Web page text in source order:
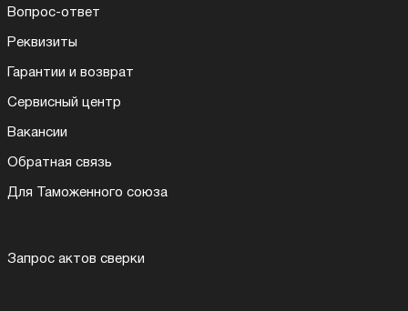
Вопрос-ответ
Реквизиты
Гарантии и возврат
Сервисный центр
Вакансии
Обратная связь
Для Таможенного союза
Запрос актов сверки